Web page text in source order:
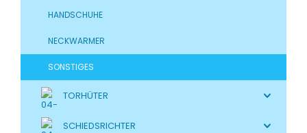
HANDSCHUHE
NECKWARMER
SONSTIGES
TORHÜTER
SCHIEDSRICHTER